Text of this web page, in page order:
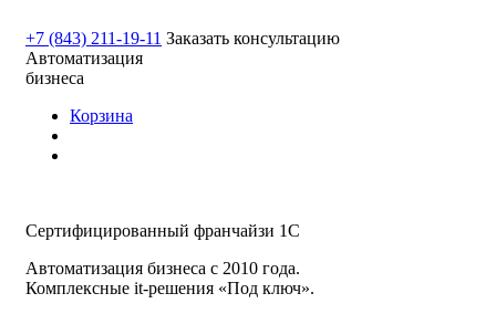
+7 (843) 211-19-11 Заказать консультацию
Автоматизация
бизнеса
Корзина
Сертифицированный франчайзи 1С
Автоматизация бизнеса c 2010 года.
Комплексные it-решения «Под ключ».